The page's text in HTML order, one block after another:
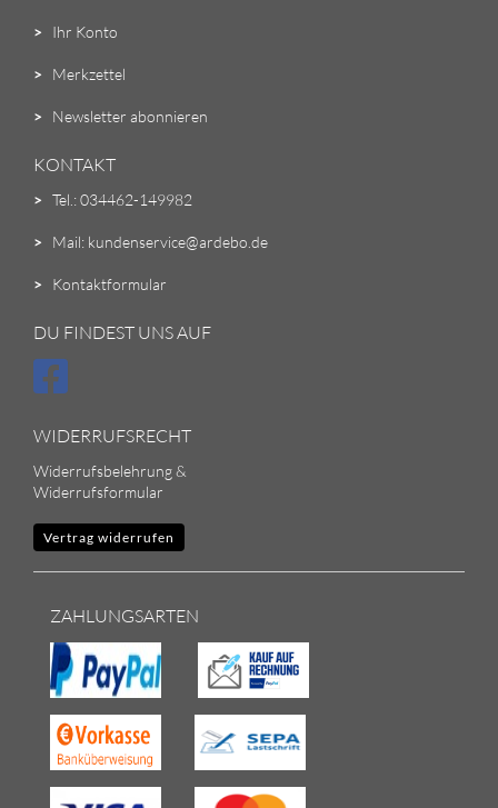
> Ihr Konto
> Merkzettel
> Newsletter abonnieren
KONTAKT
> Tel.: 034462-149982
> Mail: kundenservice@ardebo.de
> Kontaktformular
DU FINDEST UNS AUF
WIDERRUFSRECHT
Widerrufsbelehrung &
Widerrufsformular
Vertrag widerrufen
ZAHLUNGSARTEN